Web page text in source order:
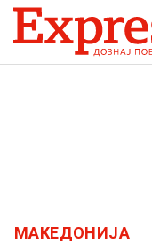
Skip to content
МАКЕДОНИЈА